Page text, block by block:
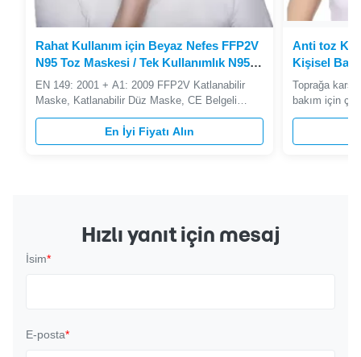
Rahat Kullanım için Beyaz Nefes FFP2V
N95 Toz Maskesi / Tek Kullanımlık N95
Maskesi
EN 149: 2001 + A1: 2009 FFP2V Katlanabilir
Maske, Katlanabilir Düz Maske, CE Belgeli
Onaylandı FFP2V Katlanabilir Maske: Düz
tasarım, paket başına 12 adet, sağlık hizmeti
için ayrı ayrı sarılmış. Katlanabilir düz tasarım,
En İyi Fiyatı Alın
Anti toz
Kişisel
Koruyucu
Toprağa
bakım için
maske Ürün
kumaşlar
Hızlı yanıt için mesaj
İsim*
E-posta*